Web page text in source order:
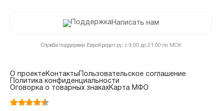
Написать нам
Служба поддержки ЕвроКредит.ру: с 9:00 до 21:00 по МСК
О проектеКонтакты Пользовательское соглашение
Политика конфиденциальности
Оговорка о товарных знакахКарта МФО